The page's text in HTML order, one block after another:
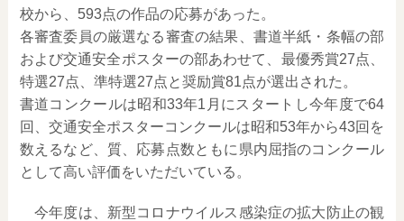
校から、593点の作品の応募があった。
各審査委員の厳選なる審査の結果、書道半紙・条幅の部
および交通安全ポスターの部あわせて、最優秀賞27点、
特選27点、準特選27点と奨励賞81点が選出された。
書道コンクールは昭和33年1月にスタートし今年度で64
回、交通安全ポスターコンクールは昭和53年から43回を
数えるなど、質、応募点数ともに県内屈指のコンクール
として高い評価をいただいている。
今年度は、新型コロナウイルス感染症の拡大防止の観